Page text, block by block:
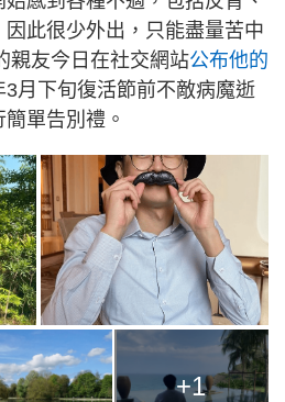
此很少外出，只能盡量苦中
親友今日在社交網站公布他的
3月下旬復活節前不敵病魔逝
單告別禮。
+1